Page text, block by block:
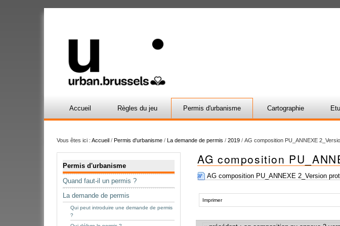
Accueil Règles du jeu Permis d'urbanisme Cartographie
Vous êtes ici : Accueil / Permis d'urbanisme / La demande de permis / 2019 / AG composition PU_ANNEXE
Permis d'urbanisme
Quand faut-il un permis ?
La demande de permis
Qui peut introduire une demande de permis
?
AG composition
AG composition PU_ANNEXE 2_Version
sur
document
Imprimer